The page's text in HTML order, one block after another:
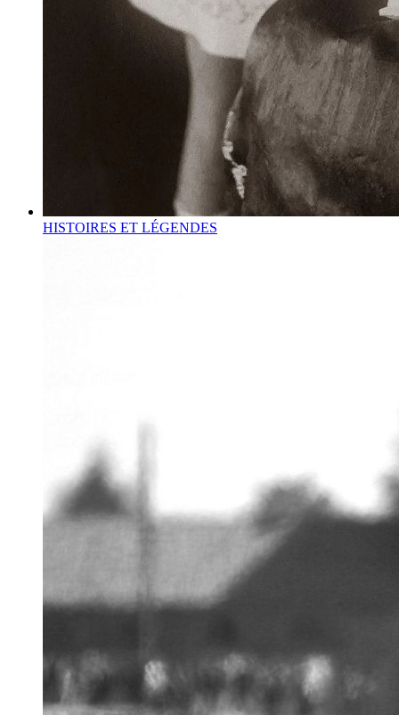
HISTOIRES ET LÉGENDES